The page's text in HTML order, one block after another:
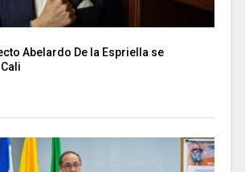
Abelardo De la Espriella se